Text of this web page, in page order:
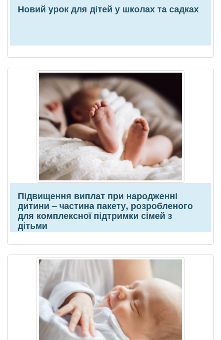
Новий урок для дітей у школах та садках
Підвищення виплат при народженні
дитини – частина пакету, розробленого
для комплексної підтримки сімей з
дітьми